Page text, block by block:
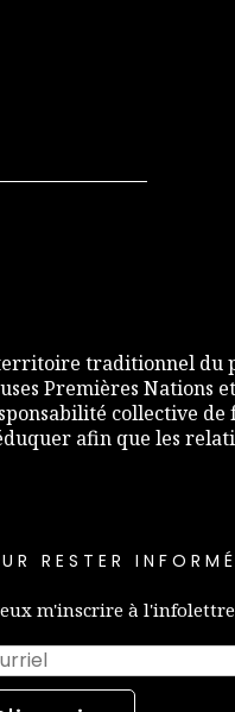
traditionnel
Premières Nations
collective
afin que les
RESTER
m'inscrire à l'infolettre